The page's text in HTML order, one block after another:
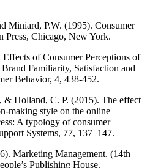
Miniard, P.W. (1995). Consumer
Press, Chicago, New York.
of Consumer Perceptions of
Familiarity, Satisfaction and
Behavior, 4, 438-452.
Holland, C. P. (2015). The effect
making style on the online
A typology of consumer
Systems, 77, 137–147.
Marketing Management. (14th
Publishing House.